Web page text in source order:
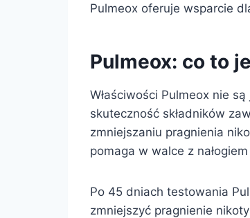
Pulmeox oferuje wsparcie
Pulmeox: co to
Właściwości Pulmeox nie
skuteczność składników
zmniejszaniu pragnienia
pomaga w walce z
Po 45 dniach testowania
zmniejszyć pragnienie